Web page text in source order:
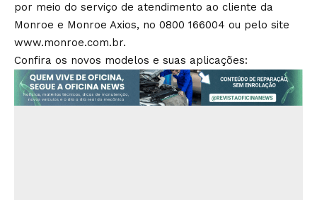
por meio do serviço de atendimento ao cliente da
Monroe e Monroe Axios, no 0800 166004 ou pelo site
www.monroe.com.br.
Confira os novos modelos e suas aplicações: